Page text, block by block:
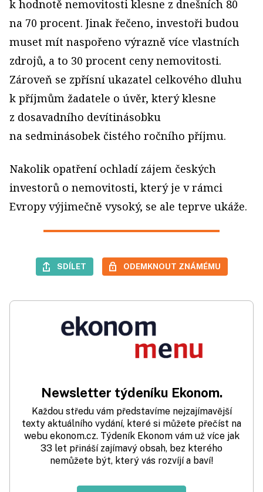
k hodnotě nemovitosti klesne z dnešních 80
na 70 procent. Jinak řečeno, investoři budou
muset mít naspořeno výrazně více vlastních
zdrojů, a to 30 procent ceny nemovitosti.
Zároveň se zpřísní ukazatel celkového dluhu
k příjmům žadatele o úvěr, který klesne
z dosavadního devítinásobku
na sedminásobek čistého ročního příjmu.
Nakolik opatření ochladí zájem českých
investorů o nemovitosti, který je v rámci
Evropy výjimečně vysoký, se ale teprve ukáže.
SDÍLET ODEMKNOUT ZNÁMÉMU
Newsletter týdeníku Ekonom.
Každou středu vám představíme nejzajímavější
texty aktuálního vydání, které si můžete přečíst na
webu ekonom.cz. Týdeník Ekonom vám už více jak
33 let přináší zajímavý obsah, bez kterého
nemůžete být, který vás rozvíjí a baví!